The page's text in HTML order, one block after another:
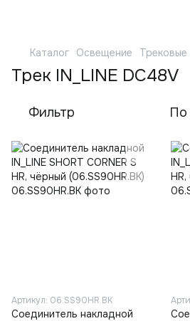
Каталог Освещение
Трек IN_LINE DC48V
Фильтр По
Артикул: 06.SS90HR.BK
Соединитель накладной